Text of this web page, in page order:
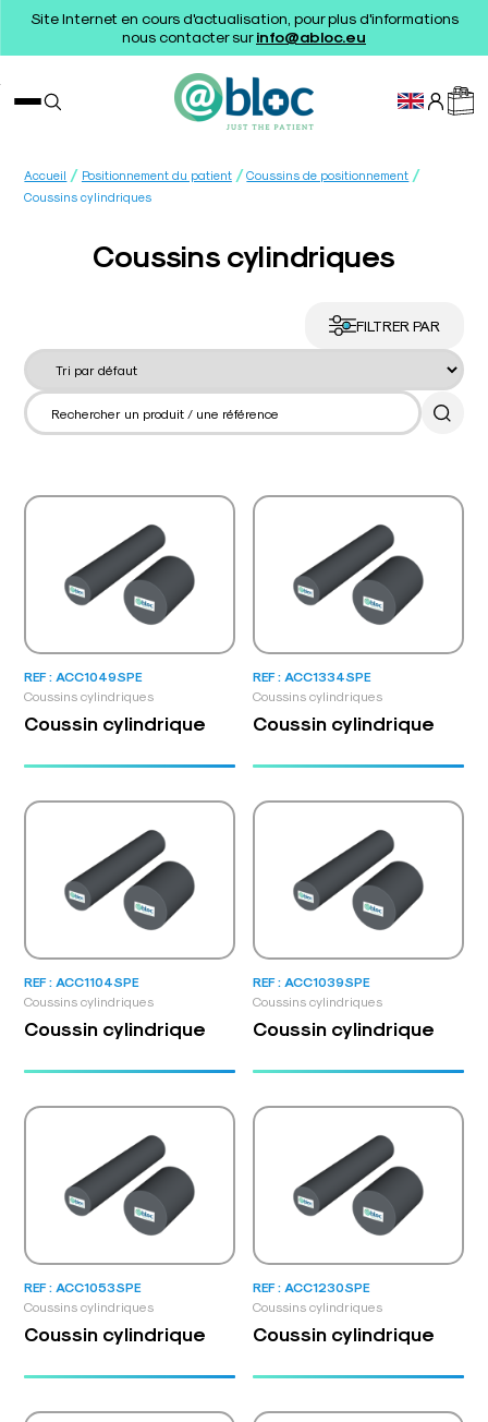
Site Internet en cours d'actualisation, pour plus d'informations
nous contacter surinfo@abloc.eu
Accueil / Positionnement du patient / Coussins de positionnement /
Coussins cylindriques
Coussins cylindriques
FILTRER PAR
Coussins cylindriques
REF : ACC1049SPE
Coussin cylindrique
Coussins cylindriques
REF : ACC1334SPE
Coussin cylindrique
Coussins cylindriques
REF : ACC1104SPE
Coussin cylindrique
Coussins cylindriques
REF : ACC1039SPE
Coussin cylindrique
Coussins cylindriques
REF : ACC1053SPE
Coussin cylindrique
Coussins cylindriques
REF : ACC1230SPE
Coussin cylindrique